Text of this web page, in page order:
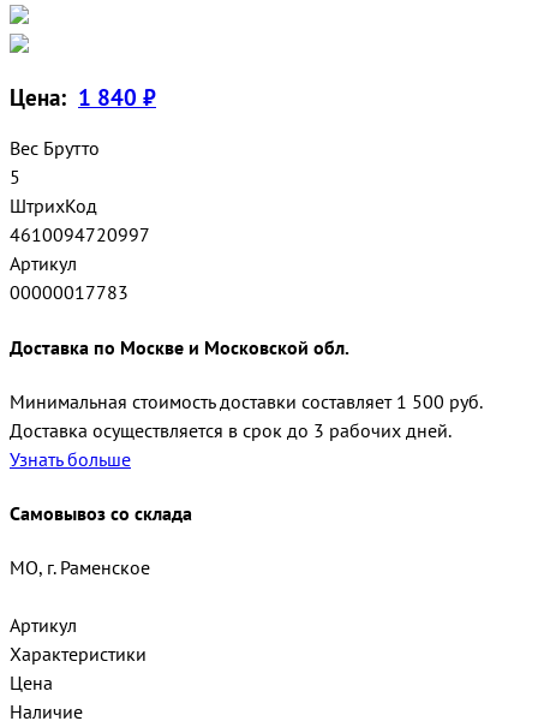
Цена: 1 840 ₽
Вес Брутто
5
ШтрихКод
4610094720997
Артикул
00000017783
Доставка по Москве и Московской обл.
Минимальная стоимость доставки составляет 1 500 руб.
Доставка осуществляется в срок до 3 рабочих дней.
Узнать больше
Самовывоз со склада
МО, г. Раменское
Артикул
Характеристики
Цена
Наличие